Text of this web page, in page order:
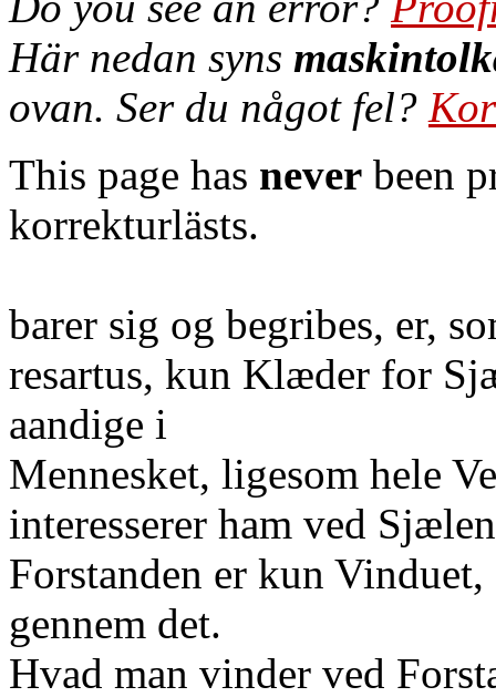
Här nedan syns
ovan. Ser du något fel?
This page has never been
korrekturlästs.
barer sig og begribes, er,
resartus, kun Klæder for
aandige i
Mennesket, ligesom hele
interesserer ham ved
Forstanden er kun
gennem det.
Hvad man vinder ved